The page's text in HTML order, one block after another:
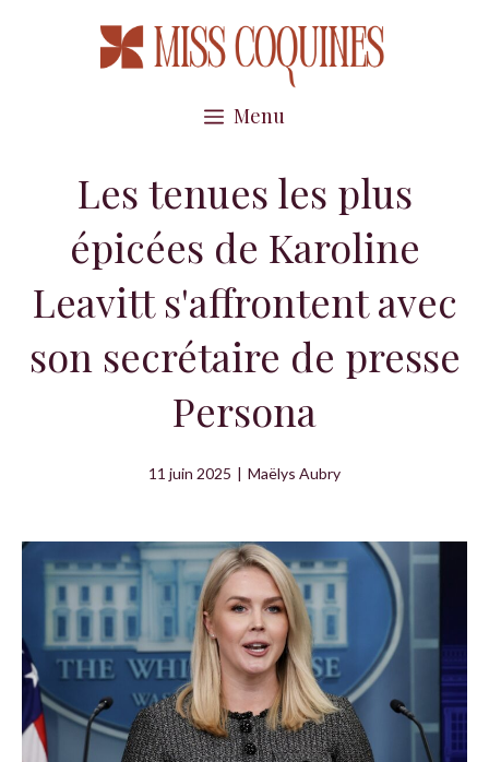
Menu
Les tenues les plus
épicées de Karoline
Leavitt s'affrontent avec
son secrétaire de presse
Persona
11 juin 2025 | Maëlys Aubry